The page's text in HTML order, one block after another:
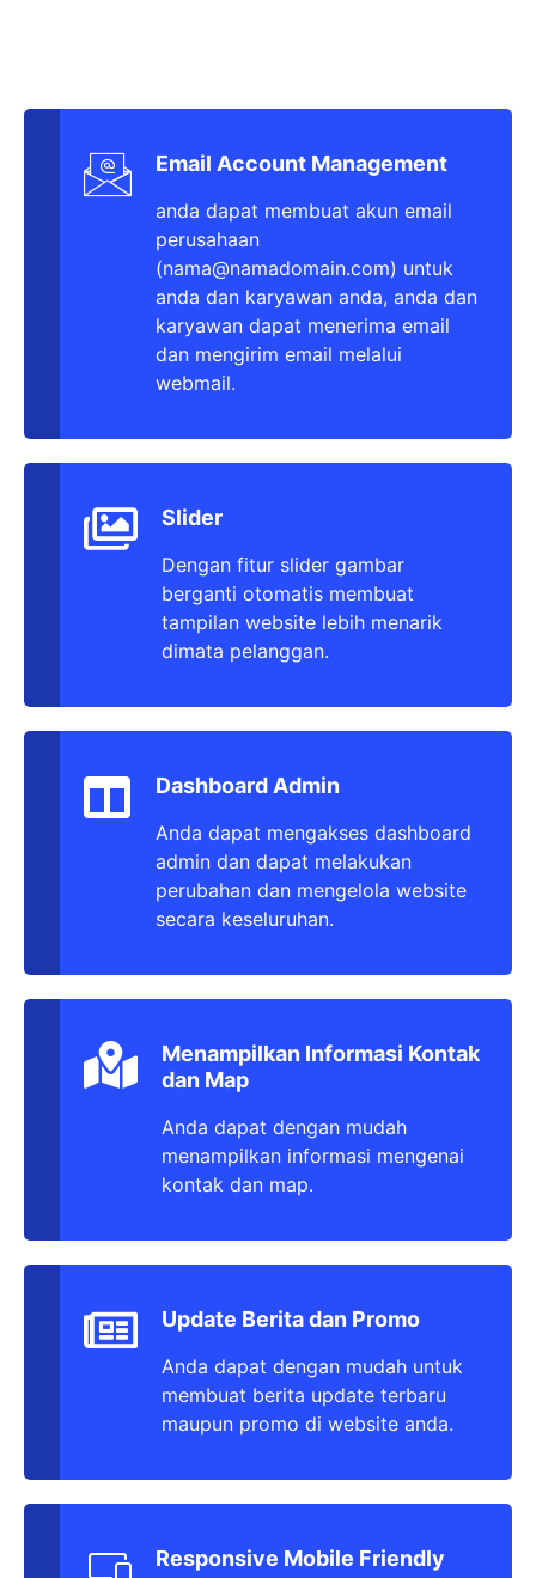
Email Account Management
anda dapat membuat akun email
perusahaan
(nama@namadomain.com) untuk
anda dan karyawan anda, anda dan
karyawan dapat menerima email
dan mengirim email melalui
webmail.
Slider
Dengan fitur slider gambar
berganti otomatis membuat
tampilan website lebih menarik
dimata pelanggan.
Dashboard Admin
Anda dapat mengakses dashboard
admin dan dapat melakukan
perubahan dan mengelola website
secara keseluruhan.
Menampilkan Informasi Kontak
dan Map
Anda dapat dengan mudah
menampilkan informasi mengenai
kontak dan map.
Update Berita dan Promo
Anda dapat dengan mudah untuk
membuat berita update terbaru
maupun promo di website anda.
Responsive Mobile Friendly